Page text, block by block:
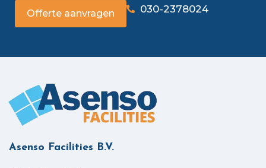
Offerte aanvragen 030-2378024
Asenso Facilities B.V.